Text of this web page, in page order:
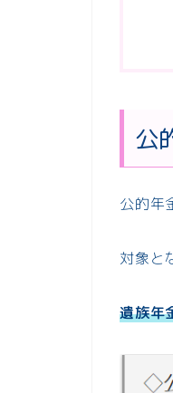
公
公的年
対象と
遺族年